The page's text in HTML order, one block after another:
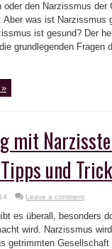
oder den Narzissmus der
Aber was ist Narzissmus
ist gesund? Der
grundlegenden Fragen
mit
und
Leave a comment
es überall, besonders
wird. Narzissmus
getrimmten Gesellschaft